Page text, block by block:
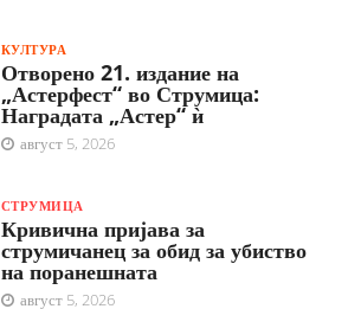
КУЛТУРА
Отворено 21. издание на
„Астерфест“ во Струмица:
Наградата „Астер“ ѝ
август 5, 2026
СТРУМИЦА
Кривична пријава за
струмичанец за обид за убиство
на поранешната
август 5, 2026